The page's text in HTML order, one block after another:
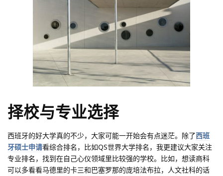
择校与专业选择
西班牙的好大学真的不少，大家可能一开始会有点迷茫。除了西班
牙硕士申请看综合排名，比如QS世界大学排名，我更建议大家关注
专业排名，找到在自己心仪领域里比较强的学校。比如，想读商科
可以多看看马德里的卡三和巴塞罗那的庞培法布拉，人文社科的话